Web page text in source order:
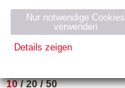
Neuerscheinung
PREIS
10/20/50
Nur notwendige Cookies
verwenden
Details zeigen